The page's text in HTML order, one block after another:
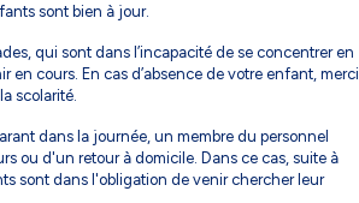
sont bien à jour.
qui sont dans l’incapacité de se concentrer en
en cours. En cas d’absence de votre enfant, merci
scolarité.
dans la journée, un membre du personnel
ou d'un retour à domicile. Dans ce cas, suite à
sont dans l'obligation de venir chercher leur